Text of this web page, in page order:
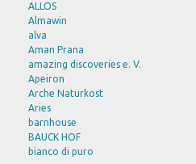
ALLOS
Almawin
alva
Aman Prana
amazing discoveries e. V.
Apeiron
Arche Naturkost
Aries
barnhouse
BAUCK HOF
bianco di puro